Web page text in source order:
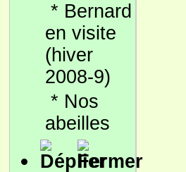
* Bernard
en visite
(hiver
2008-9)
* Nos
abeilles